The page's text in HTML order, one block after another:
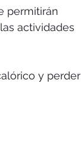
permitirán
actividades
y perder